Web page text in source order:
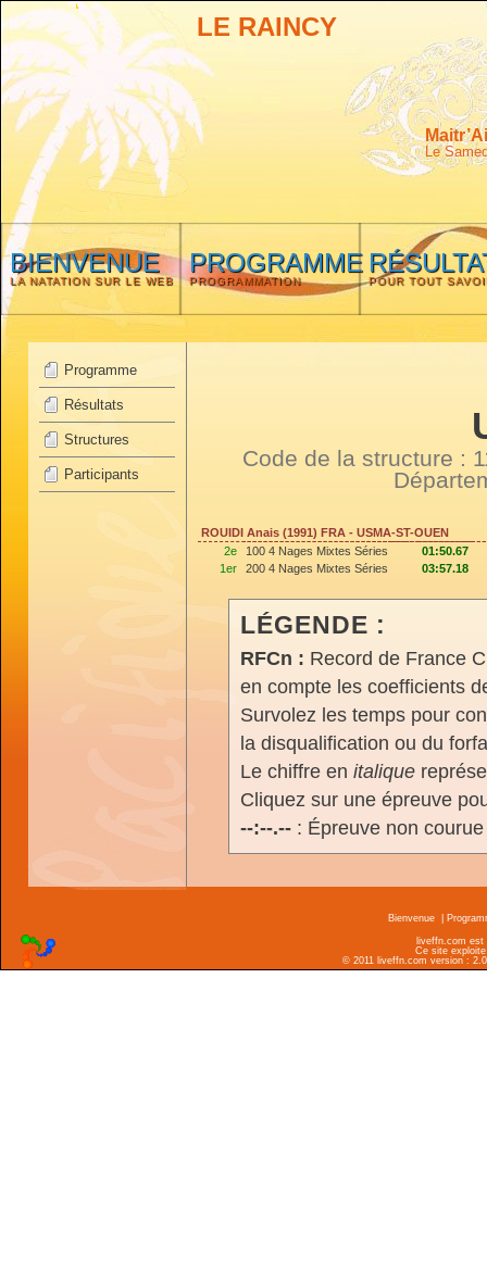
LE RAINCY
Le
BIENVENUE
LA NATATION SUR LE WEB
PROGRAMME
PROGRAMMATION POUR TOUT
Programme
Résultats
Structures
Participants
Code de la structure :
ROUIDI Anais (1991) FRA - USMA-ST-OUEN
2e
100 4 Nages Mixtes Séries
01:50.67
1er
200 4 Nages Mixtes Séries 03:57.18
LÉGENDE :
RFCn : Record de France
en compte les coefficients
Survolez les temps pour
la disqualification ou du
Le chiffre en italique
Cliquez sur une épreuve
--:--.--: Épreuve non
Bienvenue
liveffn.com est
Ce site
© 2011 liveffn.com version :